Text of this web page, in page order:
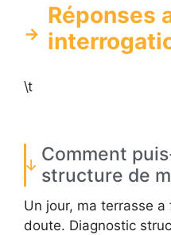
Réponses
\t
Comment
structure de
Un jour, ma terrasse
doute. Diagnostic